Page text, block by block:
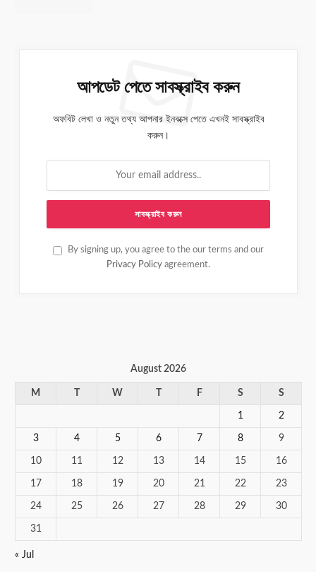
আপডেট পেতে সাবস্ক্রাইব করুন
অফবিট লেখা ও নতুন তথ্য আপনার ইনবক্সে পেতে এখনই সাবস্ক্রাইব
করুন।
By signing up, you agree to the our terms and our
Privacy Policy agreement.
August 2026
M W F S S
1 2
3 4 5 6 7 8 9
10 11 12 13 14 15 16
17 18 19 20 21 22 23
24 25 26 27 28 29 30
31
« Jul